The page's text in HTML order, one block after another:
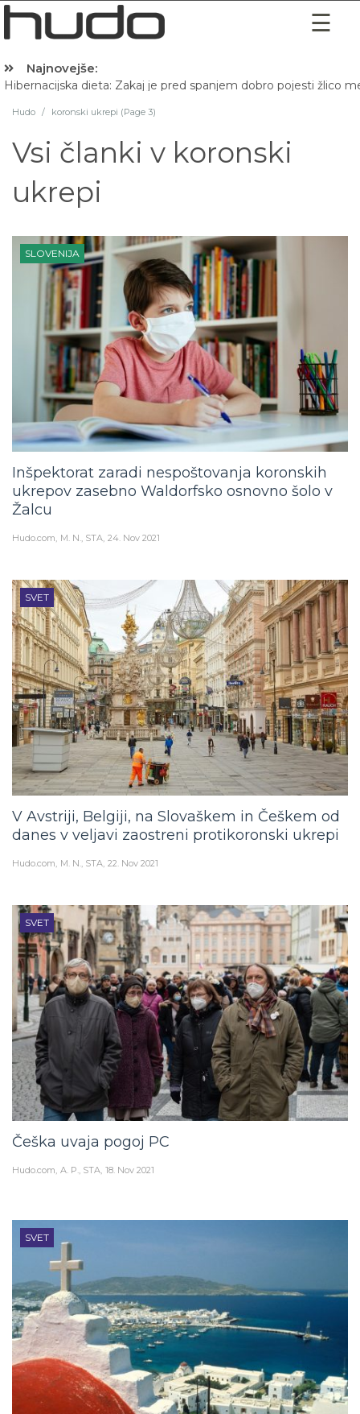
Najnovejše:
Hibernacijska dieta: Zakaj je pred spanjem dobro pojesti žlico
Hudo / koronski ukrepi (Page 3)
Vsi članki v koronski
ukrepi
SLOVENIJA
Inšpektorat zaradi nespoštovanja koronskih
ukrepov zasebno Waldorfsko osnovno šolo v
Žalcu
Hudo.com M. N., STA 24. Nov 2021
SVET
V Avstriji, Belgiji, na Slovaškem in Češkem od
danes v veljavi zaostreni protikoronski ukrepi
Hudo.com M. N., STA 22. Nov 2021
SVET
Češka uvaja pogoj PC
Hudo.com A. P., STA 18. Nov 2021
SVET